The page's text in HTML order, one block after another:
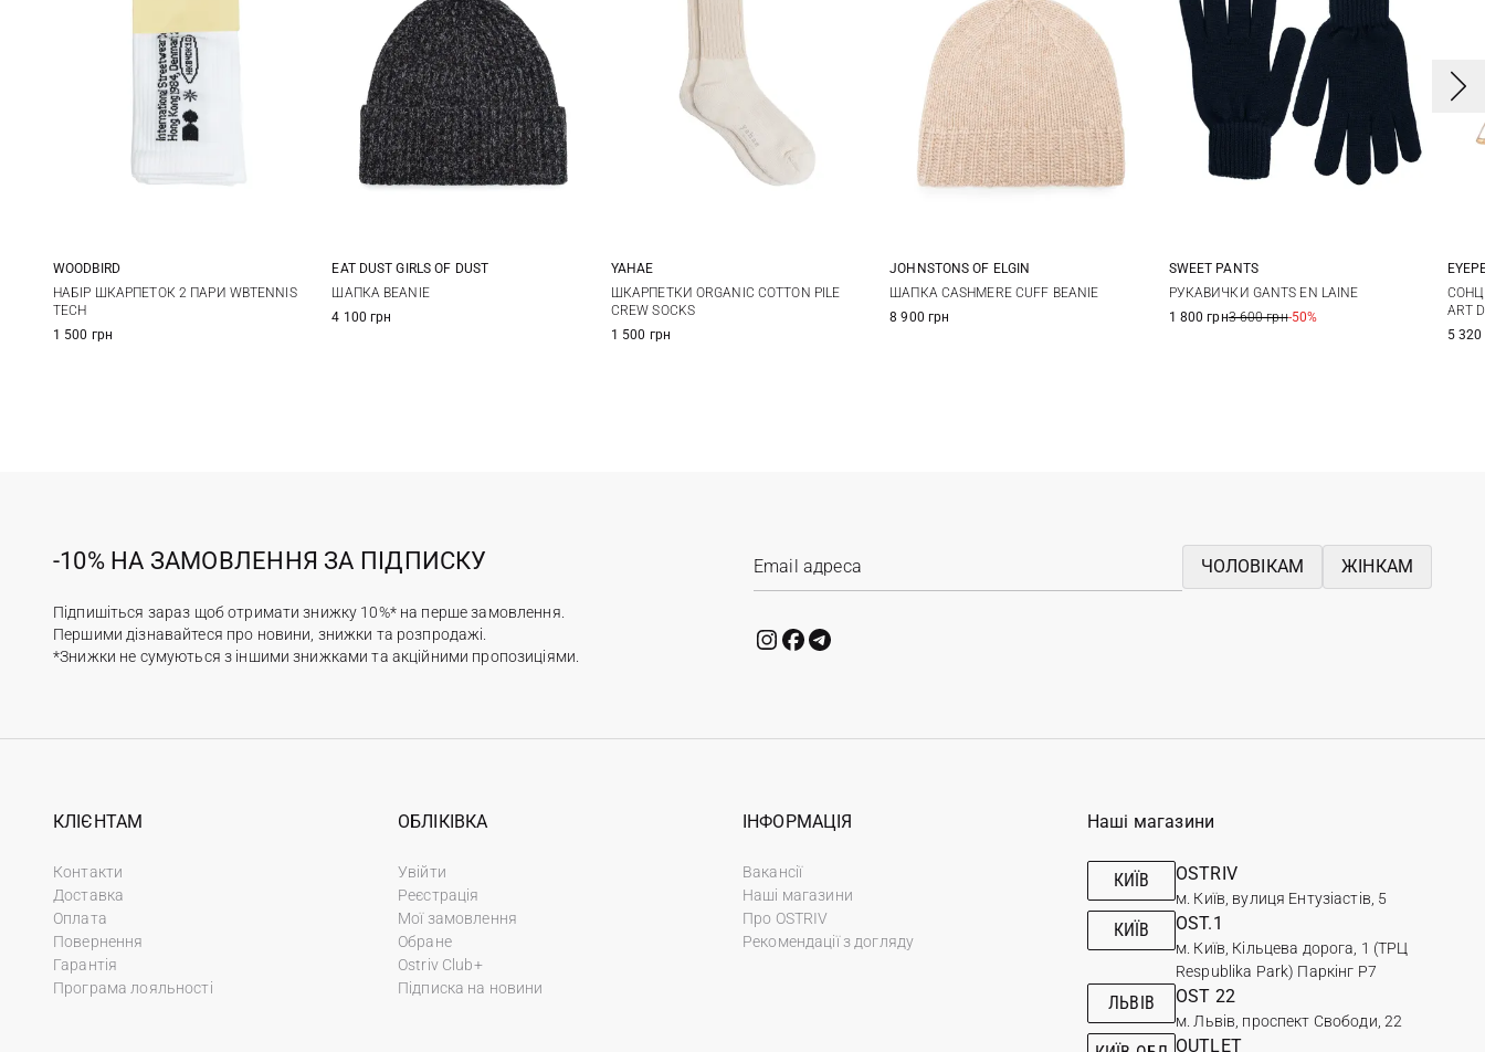
36/40
WOODBIRD
НАБІР ШКАРПЕТОК 2 ПАРИ WBTENNIS
TECH
1 500 грн
EAT DUST GIRLS OF DUST
ШАПКА BEANIE
4 100 грн
M L
YAHAE
ШКАРПЕТКИ ORGANIC COTTON PILE
CREW SOCKS
1 500 грн
One size
JOHNSTONS OF ELGIN
ШАПКА CASHMERE CUFF BEANIE
8 900 грн
One size
SWEET PANTS
РУКАВИЧКИ GANTS EN LAINE
1 800 грн3 600 грн-50%
ART
5 320
-10% НА ЗАМОВЛЕННЯ ЗА ПІДПИСКУ
Підпишіться зараз щоб отримати знижку 10%* на перше замовлення.
Першими дізнавайтеся про новини, знижки та розпродажі.
*Знижки не сумуються з іншими знижками та акційними пропозиціями.
ЧОЛОВІКАМ ЖІНКАМ
КЛІЄНТАМ
Контакти
Доставка
Оплата
Повернення
Гарантія
Програма лояльності
ОБЛІКІВКА
Увійти
Реєстрація
Мої замовлення
Обране
Ostriv Club+
Підписка на новини
ІНФОРМАЦІЯ
Вакансії
Наші магазини
Про OSTRIV
Рекомендації з догляду
Наші магазини
КИЇВ OSTRIV
м. Київ, вулиця Ентузіастів, 5
КИЇВ OST.1
м. Київ, Кільцева дорога, 1 (ТРЦ
Respublika Park) Паркінг Р7
ЛЬВІВ OST 22
м. Львів, проспект Свободи, 22
OUTLET